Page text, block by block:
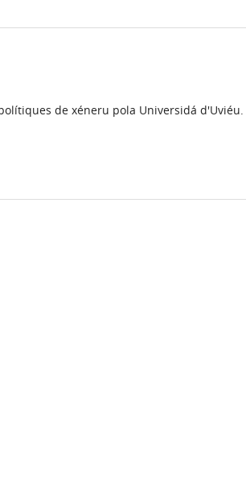
de xéneru pola Universidá d'Uviéu.